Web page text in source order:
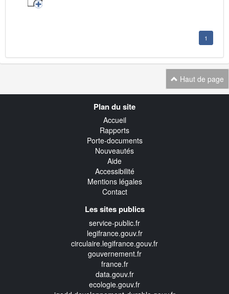
1
Haut de page
Plan du site
Accueil
Rapports
Porte-documents
Nouveautés
Aide
Accessibilité
Mentions légales
Contact
Les sites publics
service-public.fr
legifrance.gouv.fr
circulaire.legifrance.gouv.fr
gouvernement.fr
france.fr
data.gouv.fr
ecologie.gouv.fr